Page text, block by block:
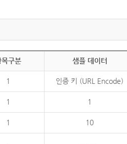
목구분 샘플 데이터
1 인증 키 (URL Encode)
1 1
1 10